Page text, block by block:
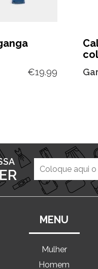
€19.99
MENU
Mulher
Homem